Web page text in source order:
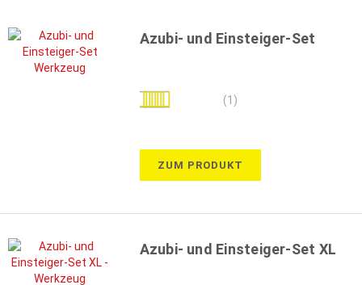
Azubi- und Einsteiger-Set
Bewertung: (1)
ZUM PRODUKT
Azubi- und Einsteiger-Set XL